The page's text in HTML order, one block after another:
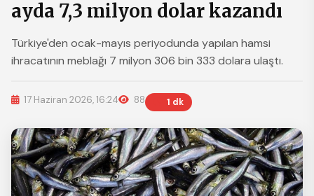
ayda 7,3 milyon dolar kazandı
Türkiye'den ocak-mayıs periyodunda yapılan hamsi
ihracatının meblağı 7 milyon 306 bin 333 dolara ulaştı.
17 Haziran 2026, 16:24 88 1 dk